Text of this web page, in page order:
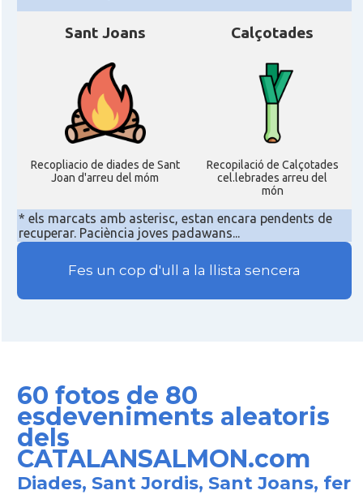
Sant Joans
Recopliacio de diades de Sant
Joan d'arreu del móm
Calçotades
Recopilació de Calçotades
cel.lebrades arreu del
món
* els marcats amb asterisc, estan encara pendents de
recuperar. Paciència joves padawans...
Fes un cop d'ull a la llista sencera
60 fotos de 80
esdeveniments aleatoris
dels
CATALANSALMON.com
Diades, Sant Jordis, Sant Joans, fer